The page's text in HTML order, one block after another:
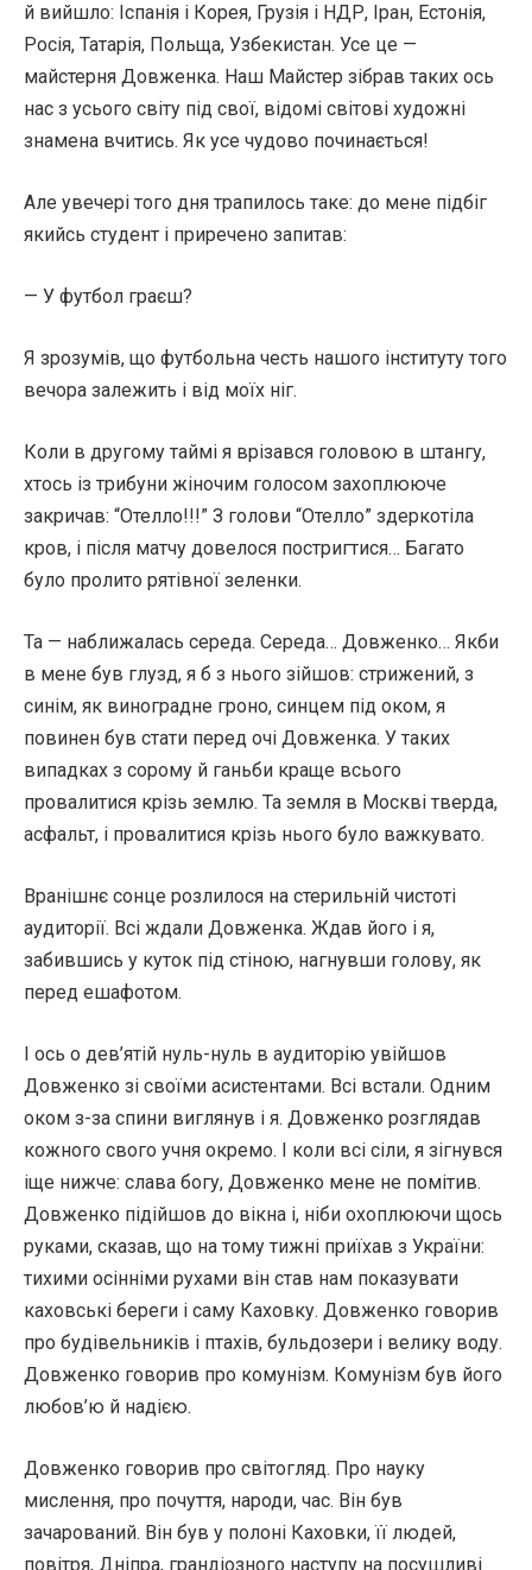
й вийшло: Іспанія і Корея, Грузія і НДР, Іран, Естонія,
Росія, Татарія, Польща, Узбекистан. Усе це —
майстерня Довженка. Наш Майстер зібрав таких ось
нас з усього світу під свої, відомі світові художні
знамена вчитись. Як усе чудово починається!
Але увечері того дня трапилось таке: до мене підбіг
якийсь студент і приречено запитав:
— У футбол граєш?
Я зрозумів, що футбольна честь нашого інституту того
вечора залежить і від моїх ніг.
Коли в другому таймі я врізався головою в штангу,
хтось із трибуни жіночим голосом захоплююче
закричав: “Отелло!!!” З голови “Отелло” здеркотіла
кров, і після матчу довелося постригтися… Багато
було пролито рятівної зеленки.
Та — наближалась середа. Середа… Довженко… Якби
в мене був глузд, я б з нього зійшов: стрижений, з
синім, як виноградне гроно, синцем під оком, я
повинен був стати перед очі Довженка. У таких
випадках з сорому й ганьби краще всього
провалитися крізь землю. Та земля в Москві тверда,
асфальт, і провалитися крізь нього було важкувато.
Вранішнє сонце розлилося на стерильній чистоті
аудиторії. Всі ждали Довженка. Ждав його і я,
забившись у куток під стіною, нагнувши голову, як
перед ешафотом.
І ось о дев’ятій нуль-нуль в аудиторію увійшов
Довженко зі своїми асистентами. Всі встали. Одним
оком з-за спини виглянув і я. Довженко розглядав
кожного свого учня окремо. І коли всі сіли, я зігнувся
іще нижче: слава богу, Довженко мене не помітив.
Довженко підійшов до вікна і, ніби охоплюючи щось
руками, сказав, що на тому тижні приїхав з України:
тихими осінніми рухами він став нам показувати
каховські береги і саму Каховку. Довженко говорив
про будівельників і птахів, бульдозери і велику воду.
Довженко говорив про комунізм. Комунізм був його
любов’ю й надією.
Довженко говорив про світогляд. Про науку
мислення, про почуття, народи, час. Він був
зачарований. Він був у полоні Каховки, її людей,
повітря, Дніпра, грандіозного наступу на посушливі